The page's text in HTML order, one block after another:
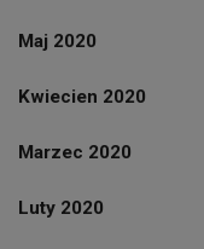
Maj 2020
Kwiecien 2020
Marzec 2020
Luty 2020